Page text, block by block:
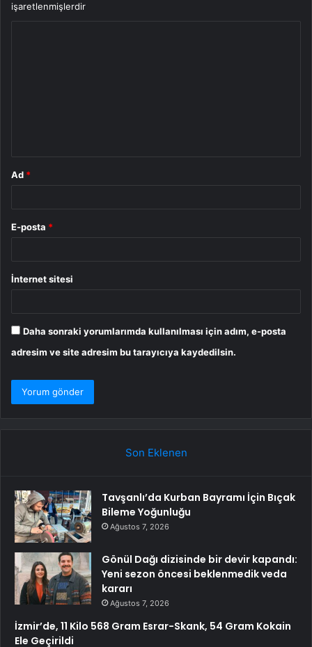
işaretlenmişlerdir
Ad *
E-posta *
İnternet sitesi
Daha sonraki yorumlarımda kullanılması için adım, e-posta
adresim ve site adresim bu tarayıcıya kaydedilsin.
Son Eklenen
Tavşanlı’da Kurban Bayramı İçin Bıçak
Bileme Yoğunluğu
Ağustos 7, 2026
Gönül Dağı dizisinde bir devir kapandı:
Yeni sezon öncesi beklenmedik veda
kararı
Ağustos 7, 2026
İzmir’de, 11 Kilo 568 Gram Esrar-Skank, 54 Gram Kokain
Ele Geçirildi